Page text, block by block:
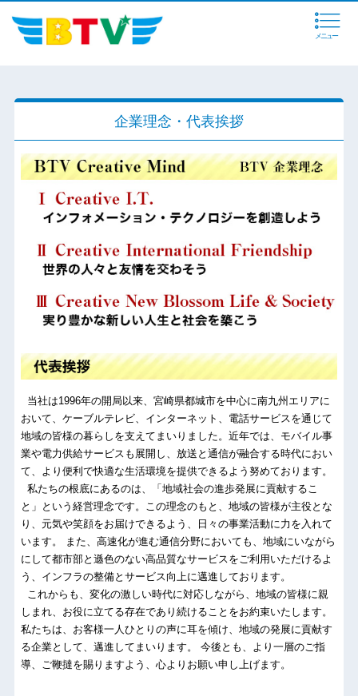
メニュー
企業理念・代表挨拶
当社は1996年の開局以来、宮崎県都城市を中心に南九州エリアに
おいて、ケーブルテレビ、インターネット、電話サービスを通じて
地域の皆様の暮らしを支えてまいりました。近年では、モバイル事
業や電力供給サービスも展開し、放送と通信が融合する時代におい
て、より便利で快適な生活環境を提供できるよう努めております。
私たちの根底にあるのは、「地域社会の進歩発展に貢献するこ
と」という経営理念です。この理念のもと、地域の皆様が主役とな
り、元気や笑顔をお届けできるよう、日々の事業活動に力を入れて
います。 また、高速化が進む通信分野においても、地域にいながら
にして都市部と遜色のない高品質なサービスをご利用いただけるよ
う、インフラの整備とサービス向上に邁進しております。
これからも、変化の激しい時代に対応しながら、地域の皆様に親
しまれ、お役に立てる存在であり続けることをお約束いたします。
私たちは、お客様一人ひとりの声に耳を傾け、地域の発展に貢献す
る企業として、邁進してまいります。 今後とも、より一層のご指
導、ご鞭撻を賜りますよう、心よりお願い申し上げます。